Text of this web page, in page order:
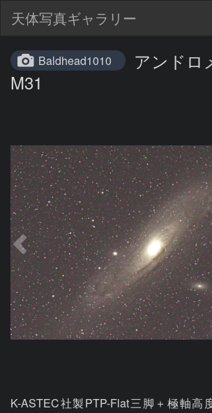
天体写真ギャラリー
Baldhead1010
アンドロ
M31
K-ASTEC社製PTP-Flat三脚＋極軸高